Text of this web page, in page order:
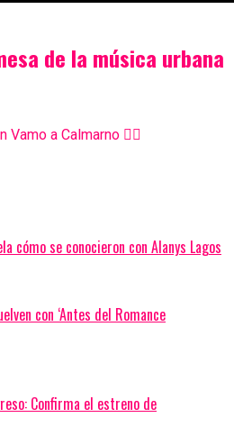
de la música urbana
a Calmarno 👇🏼
cómo se conocieron con Alanys Lagos
con ‘Antes del Romance
Confirma el estreno de